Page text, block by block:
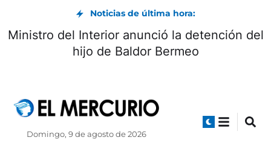
Noticias de última hora:
Ministro del Interior anunció la detención del
hijo de Baldor Bermeo
Domingo, 9 de agosto de 2026